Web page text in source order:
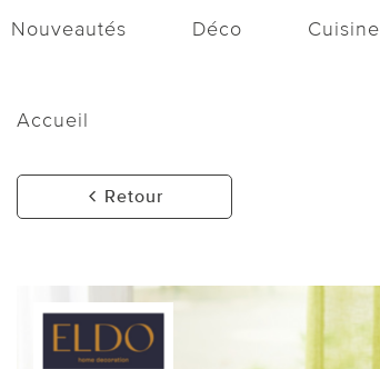
Nouveautés Déco Cuisine
Accueil
Retour